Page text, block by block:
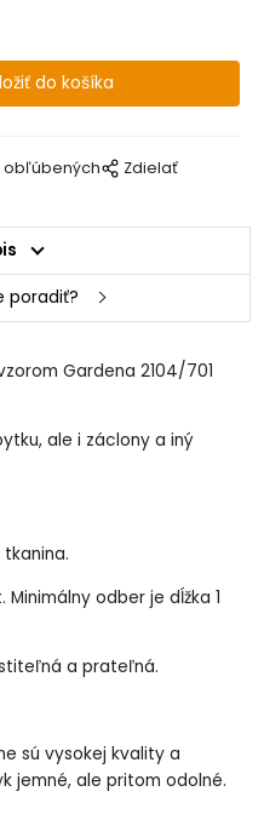
obľúbených Zdielať
poradiť?
Gardena 2104/701
ale i záclony a iný
Minimálny odber je dĺžka 1
a prateľná.
sú vysokej kvality a
jemné, ale pritom odolné.